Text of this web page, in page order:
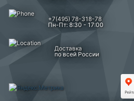
+7(495) 78-318-78
Пн-Пт: 8:30 - 17:00
Доставка
по всей России